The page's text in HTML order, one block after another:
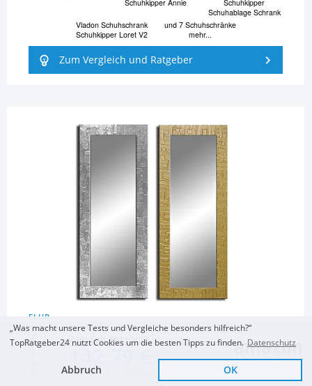
Zum Top Angebot
KOSTENLOSE LIEFERUNG
Schuhkipper Annie
Schuhkipper
Schuhablage Schrank
Vladon Schuhschrank
Schuhkipper Loret V2
und 7 Schuhschränke
mehr...
Zum Vergleich und Ratgeber
FLUR
Wandspiegel
Bilderdepot24 Zeitloser
Wandspiegel mit
Koonmi 76 x 171 cm
Gewölbter Top
„Was macht unsere Tests und Vergleiche besonders hilfreich?“
TopRatgeber24 nutzt Cookies um die besten Tipps zu finden. Datenschutz
Abbruch OK